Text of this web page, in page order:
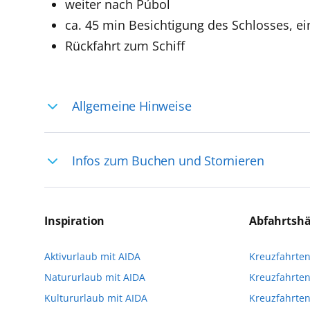
weiter nach Púbol
ca. 45 min Besichtigung des Schlosses,
Rückfahrt zum Schiff
Allgemeine Hinweise
selten, sodass dort englischsprachige
das Reiseerlebnis
Infos zum Buchen und Stornieren
Reservierungsanfrage über aida.de/
Verfügung stehen. Deshalb empfehlen
vorzunehmen.
Inspiration
Aktivurlaub mit AIDA
Natururlaub mit AIDA
Kultururlaub mit AIDA